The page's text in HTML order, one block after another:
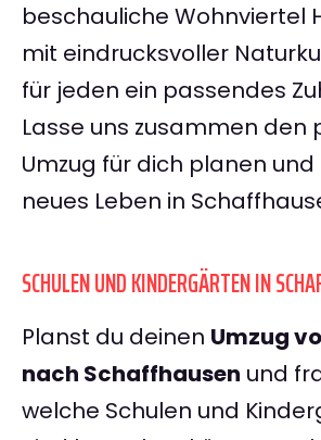
beschauliche Wohnviertel
mit eindrucksvoller
für jeden ein passendes
Lasse uns zusammen den
Umzug für dich planen
neues Leben in
SCHULEN UND KINDERGÄRTEN IN
Planst du deinen Umzug
nach Schaffhausen und
welche Schulen und